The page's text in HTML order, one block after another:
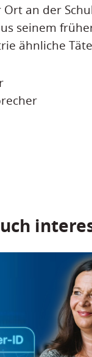
an der
seinem
ähnliche